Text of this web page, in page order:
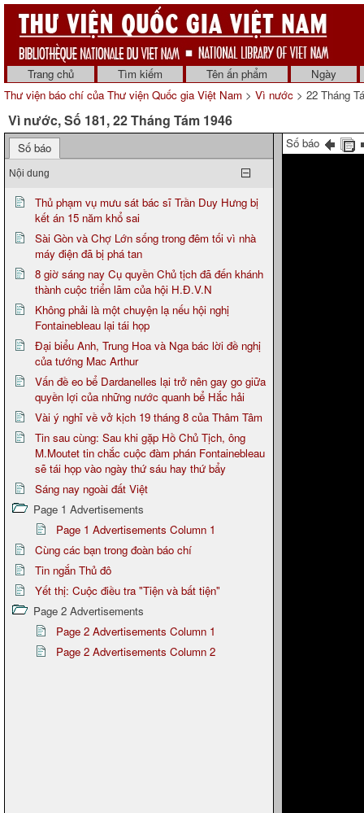
Trang chủ Tìm kiếm Tên ấn phẩm
Ngày
Thư viện báo chí của Thư viện Quốc gia Việt Nam > Vì nước > 22 Tháng
Vì nước, Số 181, 22 Tháng Tám 1946
Số báo
Nội dung
Thủ phạm vụ mưu sát bác sĩ Trần Duy Hưng bị
kết án 15 năm khổ sai
Sài Gòn và Chợ Lớn sống trong đêm tối vì nhà
máy điện đã bị phá tan
8 giờ sáng nay Cụ quyền Chủ tịch đã đến khánh
thành cuộc triển lãm của hội H.Đ.V.N
Không phải là một chuyện lạ nếu hội nghị
Fontainebleau lại tái họp
Đại biểu Anh, Trung Hoa và Nga bác lời đề nghị
của tướng Mac Arthur
Vấn đề eo bể Dardanelles lại trở nên gay go giữa
quyền lợi của những nước quanh bể Hắc hải
Vài ý nghĩ về vở kịch 19 tháng 8 của Thâm Tâm
Tin sau cùng: Sau khi gặp Hồ Chủ Tịch, ông
M.Moutet tin chắc cuộc đàm phán Fontainebleau
sẽ tái họp vào ngày thứ sáu hay thứ bẩy
Sáng nay ngoài đất Việt
Page 1 Advertisements
Page 1 Advertisements Column 1
Cùng các bạn trong đoàn báo chí
Tin ngắn Thủ đô
Yết thị: Cuộc điều tra "Tiện và bất tiện"
Page 2 Advertisements
Page 2 Advertisements Column 1
Page 2 Advertisements Column 2
Số báo